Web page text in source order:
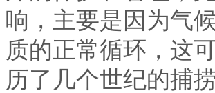
响，主要是因为气
质的正常循环，这
历了几个世纪的捕